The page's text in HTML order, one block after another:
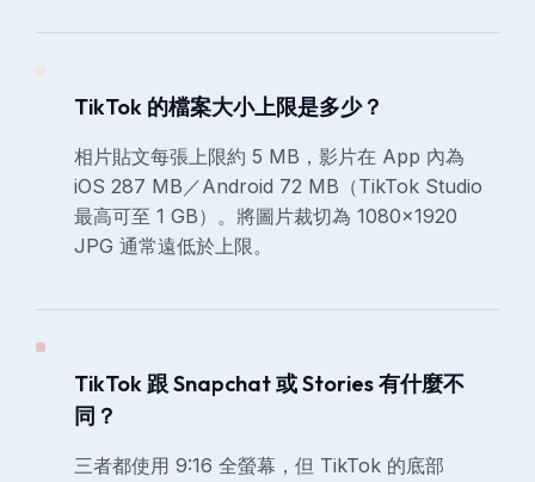
TikTok 的檔案大小上限是多少？
相片貼文每張上限約 5 MB，影片在 App 內為
iOS 287 MB／Android 72 MB（TikTok Studio
最高可至 1 GB）。將圖片裁切為 1080×1920
JPG 通常遠低於上限。
TikTok 跟 Snapchat 或 Stories 有什麼不
同？
三者都使用 9:16 全螢幕，但 TikTok 的底部